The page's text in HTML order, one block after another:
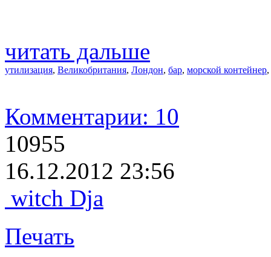
читать дальше
утилизация, Великобритания, Лондон, бар, морской контейнер,
Комментарии: 10
10955
16.12.2012 23:56
witch Dja
Печать